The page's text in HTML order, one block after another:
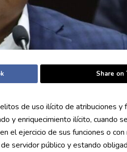
Share on
de uso ilícito de atribuciones y
y enriquecimiento ilícito, cuando
el ejercicio de sus funciones o
servidor público y estando